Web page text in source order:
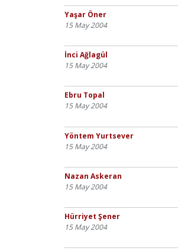
Yaşar Öner
15 May 2004
İnci Ağlagül
15 May 2004
Ebru Topal
15 May 2004
Yöntem Yurtsever
15 May 2004
Nazan Askeran
15 May 2004
Hürriyet Şener
15 May 2004